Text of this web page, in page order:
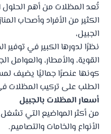
تُعد المظلات من أهم الحلول
الكثير من الأفراد وأصحاب
الجبيل،
نظرًا لدورها الكبير في
القوية، والأمطار، والعوامل
كونها عنصرًا جماليًا يضيف
الطلب على تركيب المظلات
أسعار المظلات بالجبيل
من أكثر المواضيع التي
الأنواع والخامات والتصاميم.